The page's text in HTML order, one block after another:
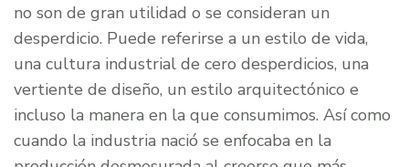
no son de gran utilidad o se consideran un
desperdicio. Puede referirse a un estilo de vida,
una cultura industrial de cero desperdicios, una
vertiente de diseño, un estilo arquitectónico e
incluso la manera en la que consumimos. Así como
cuando la industria nació se enfocaba en la